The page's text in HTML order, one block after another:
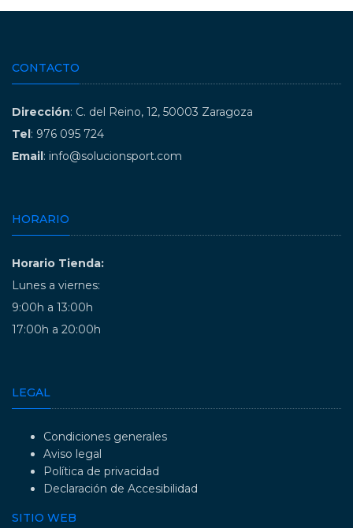
CONTACTO
Dirección: C. del Reino, 12, 50003 Zaragoza
Tel: 976 095 724
Email: info@solucionsport.com
HORARIO
Horario Tienda:
Lunes a viernes:
9:00h a 13:00h
17:00h a 20:00h
LEGAL
Condiciones generales
Aviso legal
Política de privacidad
Declaración de Accesibilidad
SITIO WEB